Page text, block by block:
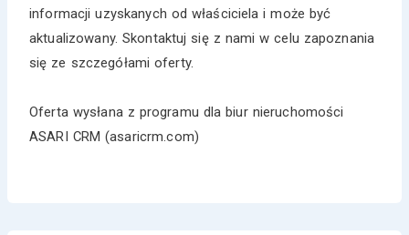
informacji uzyskanych od właściciela i może być
aktualizowany. Skontaktuj się z nami w celu zapoznania
się ze szczegółami oferty.
Oferta wysłana z programu dla biur nieruchomości
ASARI CRM (asaricrm.com)